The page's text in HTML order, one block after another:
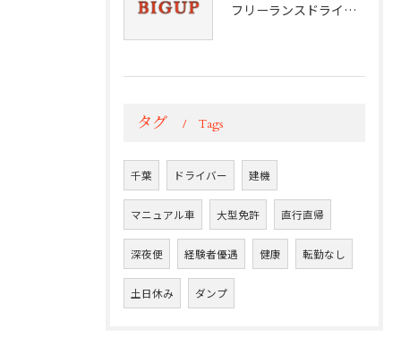
フリーランスドライバーの挑戦と成功
タグ Tags
千葉 ドライバー 建機
マニュアル車 大型免許 直行直帰
深夜便 経験者優遇 健康 転勤なし
土日休み ダンプ